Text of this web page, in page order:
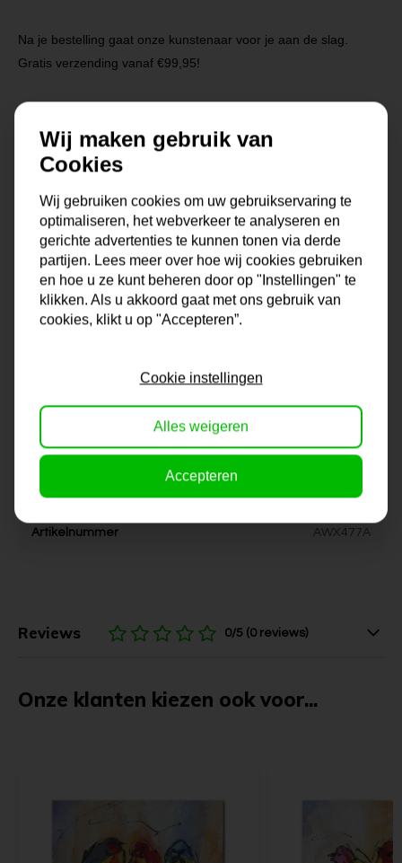
Na je bestelling gaat onze kunstenaar voor je aan de slag.
Gratis verzending vanaf €99,95!
Specificaties
Korte omschrijving
Origineel schilderij van onze
eigen kunstenaars
Formaat
60x60, 80x80, 90x90,
100x100, 120x120, 150x150
Kleur geel, bruin, grijs, wit
Levertijd 6-10 werkdagen
Artikelnummer AWX477A
Reviews 0/5 (0 reviews)
Onze klanten kiezen ook voor...
Wij maken gebruik van
Cookies
Wij gebruiken cookies om uw gebruikservaring te
optimaliseren, het webverkeer te analyseren en
gerichte advertenties te kunnen tonen via derde
partijen. Lees meer over hoe wij cookies gebruiken
en hoe u ze kunt beheren door op "Instellingen" te
klikken. Als u akkoord gaat met ons gebruik van
cookies, klikt u op "Accepteren”.
Cookie instellingen
Alles weigeren
Accepteren